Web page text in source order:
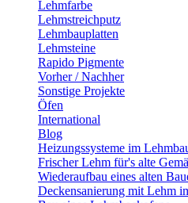
Lehmfarbe
Lehmstreichputz
Lehmbauplatten
Lehmsteine
Rapido Pigmente
Vorher / Nachher
Sonstige Projekte
Öfen
International
Blog
Heizungssysteme im
Frischer Lehm für's alte
Wiederaufbau eines alten
Deckensanierung mit Lehm